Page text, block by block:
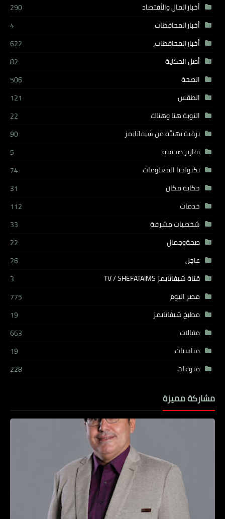
أخبارالمال والأقتصاد
290
أخبارالمحافظات
4
أخبارالمحافظات،
622
أصل الحكاية
82
الصحة
506
الطقس
121
النوبة هنا وهناك
22
برقية تهنئة من شيفاتايمز
90
تقارير صحفية
5
تكنولجيا المعلومات
74
حكاية مكان
31
خدمات
112
شخصيات مشرفة
33
صحةوجمال
22
عاجل
26
قناة شيفاتايمز TV / SHEFATAIMS
3
مصر اليوم
775
مطبخ شيفاتايمز
19
مقالات
663
مناسبات
19
منوعات
228
مشاركة مميزة